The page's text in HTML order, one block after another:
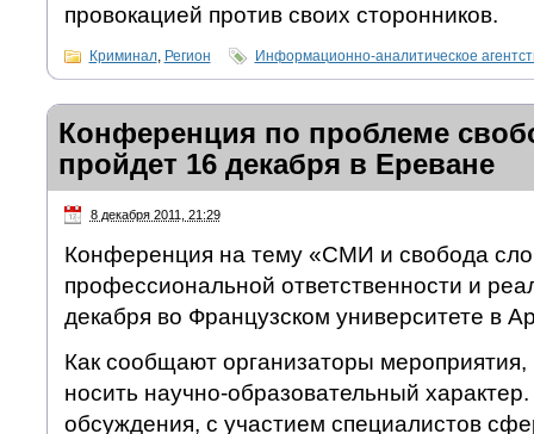
провокацией против своих сторонников.
Криминал, Регион Информационно-аналитическое
Конференция по проблеме
пройдет 16 декабря в Ереване
8 декабря 2011, 21:29
Конференция на тему «СМИ и свобода
профессиональной ответственности и
декабря во Французском университете в
Как сообщают организаторы
носить научно-образовательный
обсуждения, с участием специалистов